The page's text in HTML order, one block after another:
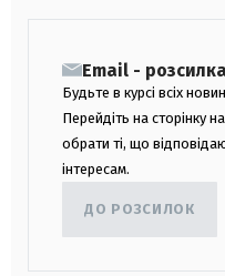
Email - розсилка
Будьте в курсі всіх
Перейдіть на сторінку
обрати ті, що
інтересам.
ДО РОЗСИЛОК